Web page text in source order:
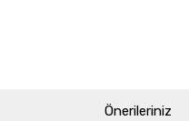
Önerileriniz